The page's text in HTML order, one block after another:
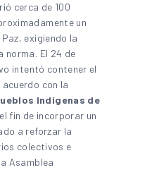
cerca de 100
un
exigiendo la
norma. El 24 de
intentó contener el
con la
Indígenas de
fin de incorporar un
a reforzar la
colectivos e
Asamblea